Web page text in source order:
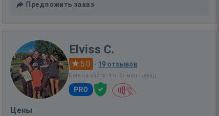
Предложить заказ
Elviss C.
5.0 · 19 отзывов
Был на сайте: 4 ч. 31 мин. назад
PRO
Цены